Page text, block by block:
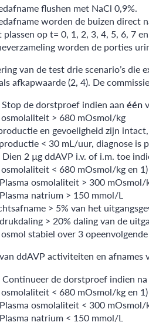
flushen met NaCl 0,9%.
worden de buizen direct
op t= 0, 1, 2, 3, 4, 5, 6, 7
worden de porties
van de test drie scenario’s
afkapwaarde (2, 4). De
Stop de dorstproef indien aan één
> 680 mOsmol/kg
en gevoeligheid zijn
< 30 mL/uur, diagnose is
Dien 2 µg ddAVP i.v. of i.m. toe
< 680 mOsmol/kg en
Plasma osmolaliteit > 300 mOsmol/
Plasma natrium > 150 mmol/L
> 5% van het
> 20% daling van de
stabiel over 3
ddAVP activiteiten en afnames
Continueer de dorstproef indien
< 680 mOsmol/kg en
Plasma osmolaliteit < 300 mOsmol/
Plasma natrium < 150 mmol/L